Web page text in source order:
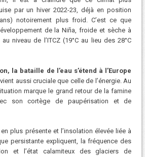
par un hiver 2022-23, déjà en position
notoirement plus froid. C’est ce que
de la Niña, froide et sèche à
niveau de l’ITCZ (19°C au lieu des 28°C
la bataille de l’eau s’étend à l’Europe
aussi cruciale que celle de l’énergie. Au
marque le grand retour de la famine
son cortège de paupérisation et de
plus présente et l’insolation élevée liée à
persistante expliquent, la fréquence des
et l’état calamiteux des glaciers de